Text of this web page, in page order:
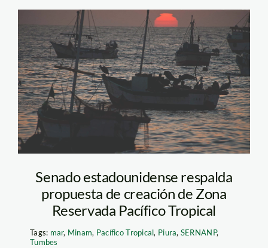
pacífico tropital –
sernanp
Senado estadounidense respalda
propuesta de creación de Zona
Reservada Pacífico Tropical
Tags: mar, Minam, Pacífico Tropical, Piura, SERNANP,
Tumbes